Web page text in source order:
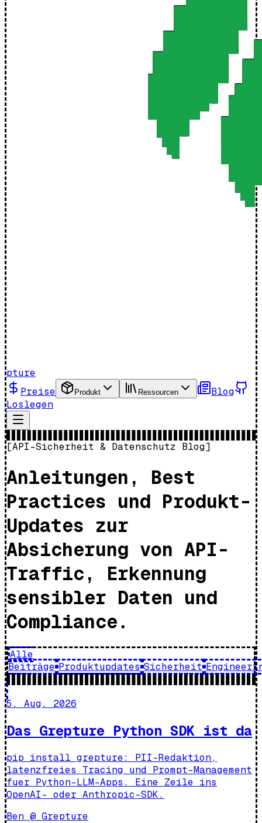
pture
Preise
Produkt Ressourcen
Blog
Loslegen
[API-Sicherheit & Datenschutz Blog]
Anleitungen, Best
Practices und Produkt-
Updates zur
Absicherung von API-
Traffic, Erkennung
sensibler Daten und
Compliance.
Alle
Beiträge Produktupdates Sicherheit
5. Aug. 2026
Das Grepture Python SDK ist da
pip install grepture: PII-Redaktion,
latenzfreies Tracing und Prompt-Management
fuer Python-LLM-Apps. Eine Zeile ins
OpenAI- oder Anthropic-SDK.
Ben @ Grepture